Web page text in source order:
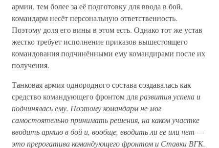
армии, тем более за её подготовку для ввода в бой,
командарм несёт персональную ответственность.
Поэтому доля его вины в этом есть. Однако тот же устав
жестко требует исполнение приказов вышестоящего
командования подчинёнными ему командирами после их
получения.
Танковая армия однородного состава создавалась как
средство командующего фронтом дляразвития успеха и
подчинялась ему. Поэтому командарм не мог
самостоятельно принимать решения, на каком участке
вводить армию в бой и, вообще, вводить ли ее или нет —
это прерогатива командующего фронтом и Ставки ВГК.